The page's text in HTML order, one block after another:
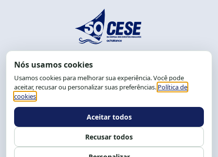
End.: R. da Graça, 150. Graça
CEP: 40.150-055
Salvador-BA, Brasil.
Tel.: (71) 2104-5457, Cel.: (71) 9 9239-2104 ou 2105
Expediente: 8h às 12h e 13 às 17h.
Siga nossas redes Fale conosco